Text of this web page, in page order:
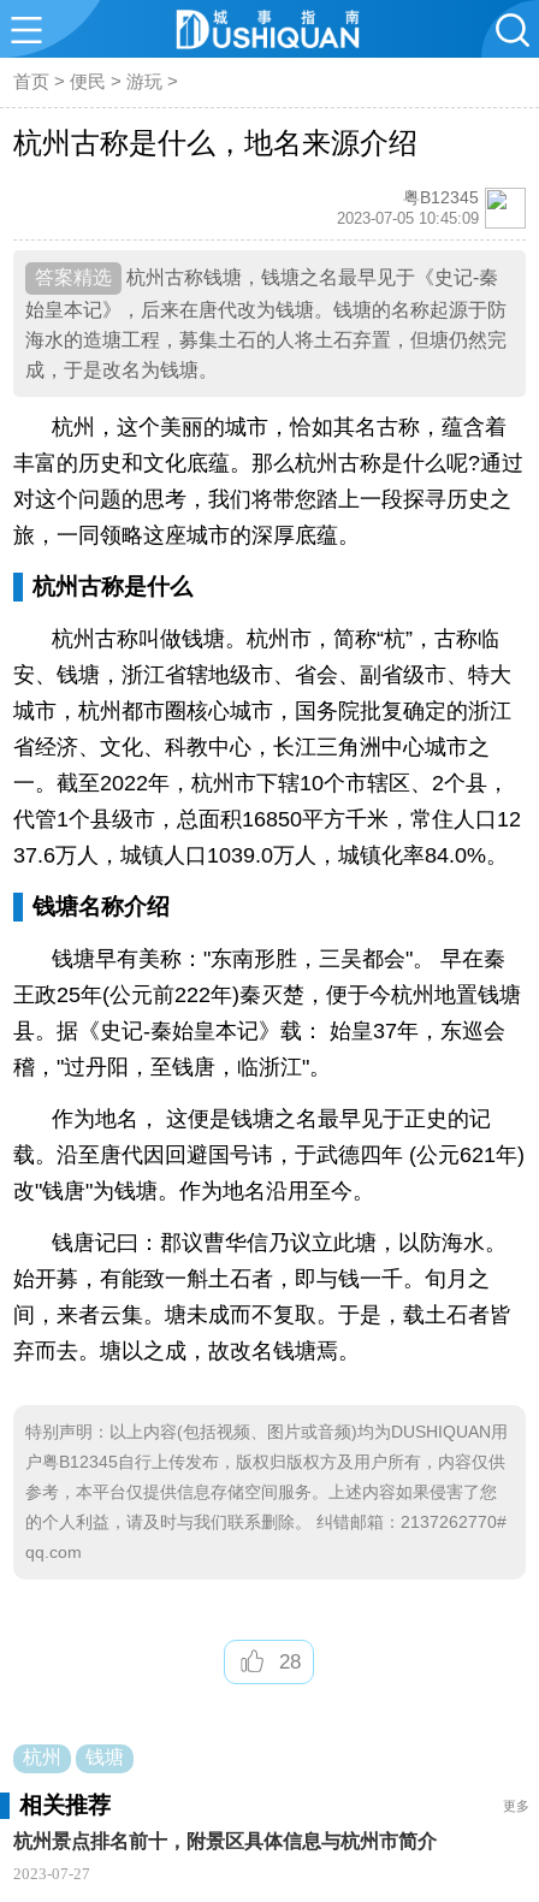
首页 >便民 >游玩 >
杭州古称是什么，地名来源介绍
粤B12345
2023-07-05 10:45:09
杭州古称钱塘，钱塘之名最早见于《史记-秦
始皇本记》，后来在唐代改为钱塘。钱塘的名称起源于防
海水的造塘工程，募集土石的人将土石弃置，但塘仍然完
成，于是改名为钱塘。
杭州，这个美丽的城市，恰如其名古称，蕴含着
丰富的历史和文化底蕴。那么杭州古称是什么呢?通过
对这个问题的思考，我们将带您踏上一段探寻历史之
旅，一同领略这座城市的深厚底蕴。
杭州古称是什么
杭州古称叫做钱塘。杭州市，简称“杭”，古称临
安、钱塘，浙江省辖地级市、省会、副省级市、特大
城市，杭州都市圈核心城市，国务院批复确定的浙江
省经济、文化、科教中心，长江三角洲中心城市之
一。截至2022年，杭州市下辖10个市辖区、2个县，
代管1个县级市，总面积16850平方千米，常住人口12
37.6万人，城镇人口1039.0万人，城镇化率84.0%。
钱塘名称介绍
钱塘早有美称："东南形胜，三吴都会"。 早在秦
王政25年(公元前222年)秦灭楚，便于今杭州地置钱塘
县。据《史记-秦始皇本记》载： 始皇37年，东巡会
稽，"过丹阳，至钱唐，临浙江"。
作为地名， 这便是钱塘之名最早见于正史的记
载。沿至唐代因回避国号讳，于武德四年 (公元621年)
改"钱唐"为钱塘。作为地名沿用至今。
钱唐记曰：郡议曹华信乃议立此塘，以防海水。
始开募，有能致一斛土石者，即与钱一千。旬月之
间，来者云集。塘未成而不复取。于是，载土石者皆
弃而去。塘以之成，故改名钱塘焉。
特别声明：以上内容(包括视频、图片或音频)均为DUSHIQUAN用
户粤B12345自行上传发布，版权归版权方及用户所有，内容仅供
参考，本平台仅提供信息存储空间服务。上述内容如果侵害了您
的个人利益，请及时与我们联系删除。 纠错邮箱：2137262770#
qq.com
28
杭州 钱塘
相关推荐 更多
杭州景点排名前十，附景区具体信息与杭州市简介
2023-07-27